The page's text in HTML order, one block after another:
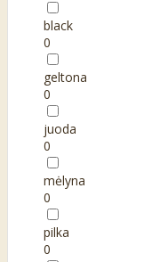
black
0
geltona
0
juoda
0
mėlyna
0
pilka
0